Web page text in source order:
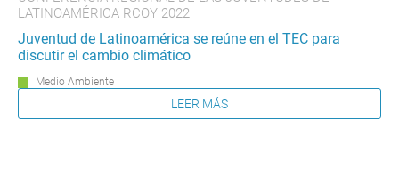
LATINOAMÉRICA RCOY 2022
Juventud de Latinoamérica se reúne en el TEC para
discutir el cambio climático
Medio Ambiente
LEER MÁS